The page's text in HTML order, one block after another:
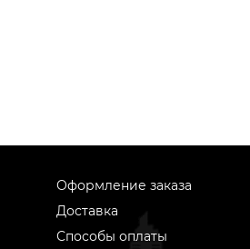
Оформление заказа
Доставка
Способы оплаты